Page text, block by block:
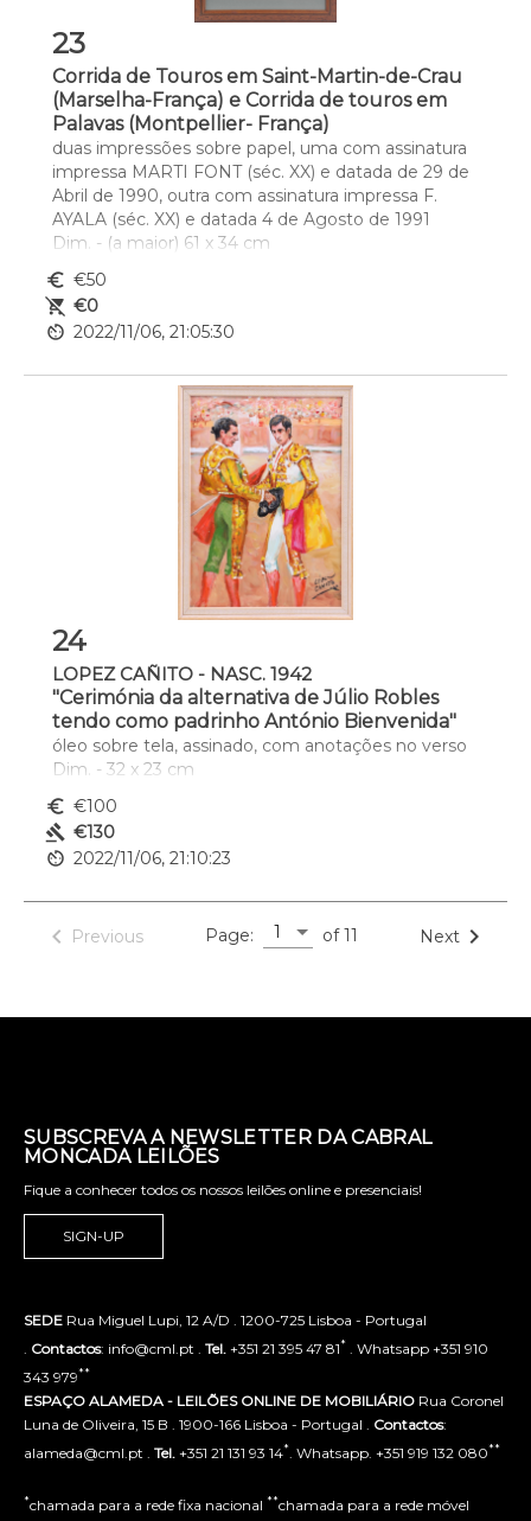
23
Corrida de Touros em Saint-Martin-de-Crau
(Marselha-França) e Corrida de touros em
Palavas (Montpellier- França)
duas impressões sobre papel, uma com assinatura
impressa MARTI FONT (séc. XX) e datada de 29 de
Abril de 1990, outra com assinatura impressa F.
AYALA (séc. XX) e datada 4 de Agosto de 1991
Dim. - (a maior) 61 x 34 cm
euro_symbol €50
remove_shopping_cart €0
av_timer 2022/11/06, 21:05:30
24
LOPEZ CAÑITO - NASC. 1942
"Cerimónia da alternativa de Júlio Robles
tendo como padrinho António Bienvenida"
óleo sobre tela, assinado, com anotações no verso
Dim. - 32 x 23 cm
euro_symbol €100
gavel €130
av_timer 2022/11/06, 21:10:23
navigate_before Previous Page: 1 of 11 Next navigate_next
SUBSCREVA A NEWSLETTER DA CABRAL
MONCADA LEILÕES
Fique a conhecer todos os nossos leilões online e presenciais!
SIGN-UP
SEDE Rua Miguel Lupi, 12 A/D . 1200-725 Lisboa - Portugal
Contactos: info@cml.pt . Tel. +351 21 395 47 81* . Whatsapp +351 910
343 979**
ESPAÇO ALAMEDA - LEILÕES ONLINE DE MOBILIÁRIO Rua Coronel
Luna de Oliveira, 15 B . 1900-166 Lisboa - Portugal . Contactos:
alameda@cml.pt . Tel. +351 21 131 93 14* . Whatsapp. +351 919 132 080**
*chamada para a rede fixa nacional **chamada para a rede móvel